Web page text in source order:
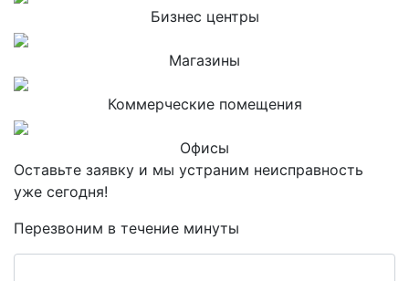
Бизнес центры
Магазины
Коммерческие помещения
Офисы
Оставьте заявку и мы устраним неисправность
уже сегодня!
Перезвоним в течение минуты